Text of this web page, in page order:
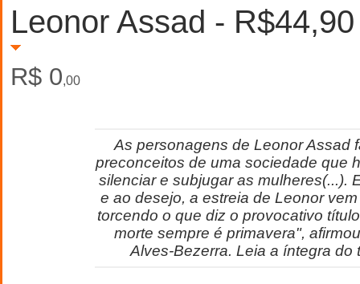
Leonor Assad -
R$ 0,00
As personagens de Leonor Assad
preconceitos de uma sociedade que
silenciar e subjugar as mulheres(...).
e ao desejo, a estreia de Leonor
torcendo o que diz o provocativo
morte sempre é primavera",
Alves-Bezerra. Leia a íntegra do